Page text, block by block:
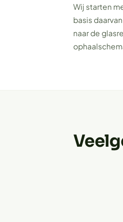
Wij starten
basis
naar de